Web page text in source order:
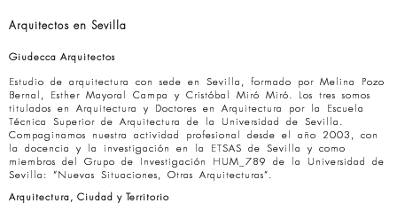
Arquitectos en Sevilla
Giudecca Arquitectos
Estudio de arquitectura con sede en Sevilla, formado por Melina Pozo
Bernal, Esther Mayoral Campa y Cristóbal Miró Miró. Los tres somos
titulados en Arquitectura y Doctores en Arquitectura por la Escuela
Técnica Superior de Arquitectura de la Universidad de Sevilla.
Compaginamos nuestra actividad profesional desde el año 2003, con
la docencia y la investigación en la ETSAS de Sevilla y como
miembros del Grupo de Investigación HUM_789 de la Universidad de
Sevilla: “Nuevas Situaciones, Otras Arquitecturas”.
Arquitectura, Ciudad y Territorio